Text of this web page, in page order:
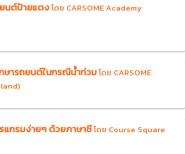
นต์ป้ายแดงโดย CARSOME Academy
ษารถยนต์ในกรณีน้ำท่วมโดย CARSOME
แกรมง่ายๆ ด้วยภาษาซีโดย Course Square